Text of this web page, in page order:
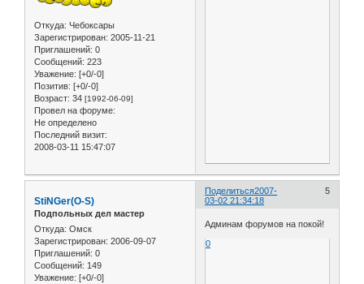
Откуда: Чебоксары
Зарегистрирован: 2005-11-21
Приглашений: 0
Сообщений: 223
Уважение: [+0/-0]
Позитив: [+0/-0]
Возраст: 34 [1992-06-09]
Провел на форуме:
Не определено
Последний визит:
2008-03-11 15:47:07
Поделиться 5
2007-
03-02 21:34:18
StiNGer(O-S)
Подпольных дел мастер
Откуда: Омск
Зарегистрирован: 2006-09-07
Приглашений: 0
Сообщений: 149
Уважение: [+0/-0]
Админам форумов на покой!
0